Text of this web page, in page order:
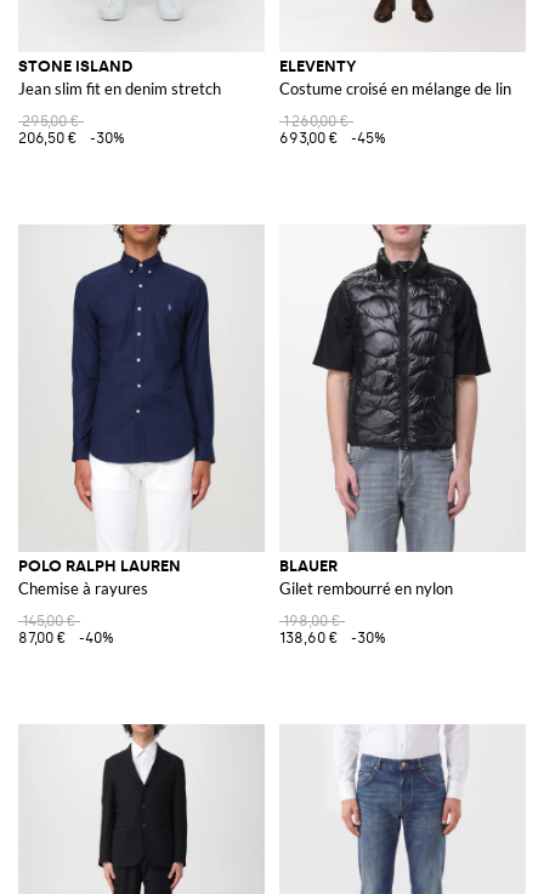
STONE ISLAND
Jean slim fit en denim stretch
295,00 €
206,50 €
-30%
ELEVENTY
Costume croisé en mélange de lin
1 260,00 €
693,00 €
-45%
POLO RALPH LAUREN
Chemise à rayures
145,00 €
87,00 €
-40%
BLAUER
Gilet rembourré en nylon
198,00 €
138,60 €
-30%